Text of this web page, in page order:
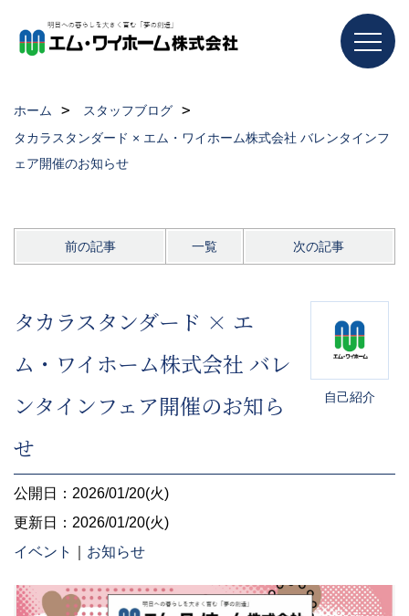
ホーム
スタッフブログ
タカラスタンダード × エム・ワイホーム株式会社 バレンタインフ
ェア開催のお知らせ
前の記事 一覧 次の記事
自己紹介
タカラスタンダード × エ
ム・ワイホーム株式会社 バレ
ンタインフェア開催のお知ら
せ
公開日：2026/01/20(火)
更新日：2026/01/20(火)
イベント
お知らせ